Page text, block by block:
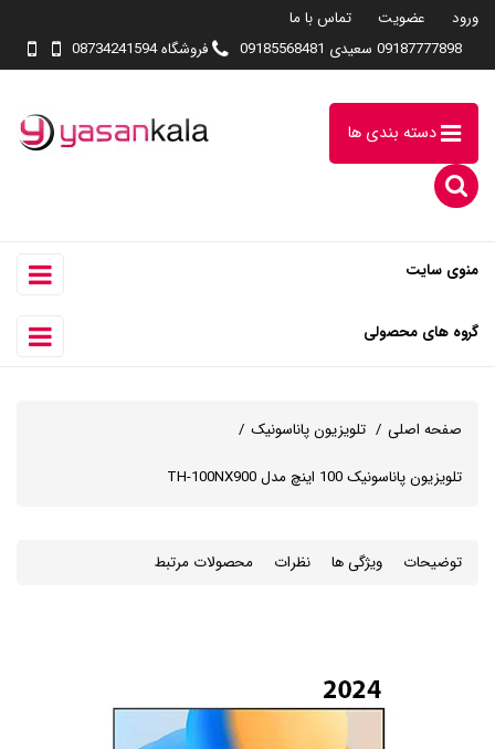
ورود عضویت
تماس با ما
09187777898 سعیدی 09185568481
فروشگاه 08734241594
دسته بندی ها
منوی سایت
گروه های محصولی
صفحه اصلی تلویزیون پاناسونیک
تلویزیون پاناسونیک 100 اینچ مدل TH-100NX900
توضیحات ویژگی ها نظرات محصولات مرتبط